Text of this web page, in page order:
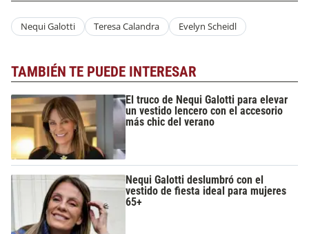
Nequi Galotti Teresa Calandra Evelyn Scheidl
TAMBIÉN TE PUEDE INTERESAR
El truco de Nequi Galotti para elevar
un vestido lencero con el accesorio
más chic del verano
Nequi Galotti deslumbró con el
vestido de fiesta ideal para mujeres
65+